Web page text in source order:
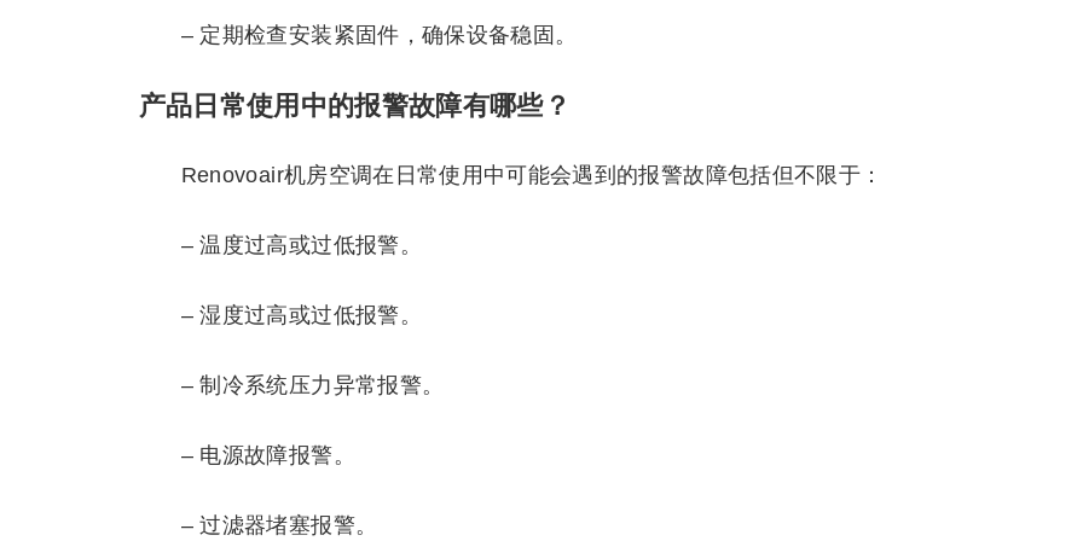
– 定期检查安装紧固件，确保设备稳固。
产品日常使用中的报警故障有哪些？
Renovoair机房空调在日常使用中可能会遇到的报警故障包括但不限于：
– 温度过高或过低报警。
– 湿度过高或过低报警。
– 制冷系统压力异常报警。
– 电源故障报警。
– 过滤器堵塞报警。